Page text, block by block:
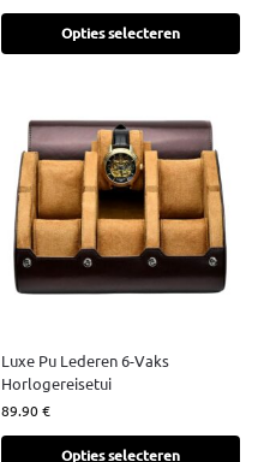
Opties selecteren
Luxe Pu Lederen 6-Vaks
Horlogereisetui
89.90€
Opties selecteren